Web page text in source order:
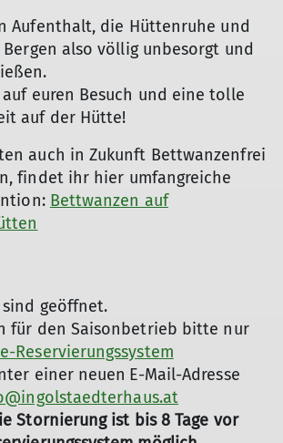
Aufenthalt, die Hüttenruhe und
also völlig unbesorgt und
euren Besuch und eine tolle
auf der Hütte!
auch in Zukunft Bettwanzenfrei
findet ihr hier umfangreiche
Bettwanzen auf
sind geöffnet.
für den Saisonbetrieb bitte nur
Reservierungssystem
einer neuen E-Mail-Adresse
Stornierung ist bis 8 Tage vor
DAV Ingolstadt / Rudi Hermann